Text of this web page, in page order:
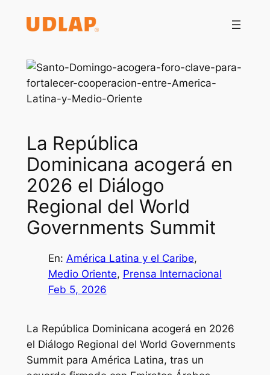
La República
Dominicana acogerá en
2026 el Diálogo
Regional del World
Governments Summit
En: América Latina y el Caribe
Medio Oriente, Prensa Internacional
Feb 5, 2026
La República Dominicana acogerá en 2026
el Diálogo Regional del World Governments
Summit para América Latina, tras un